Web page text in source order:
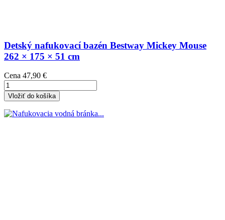
Detský nafukovací bazén Bestway Mickey Mouse
262 × 175 × 51 cm
Cena 47,90 €
Vložiť do košíka